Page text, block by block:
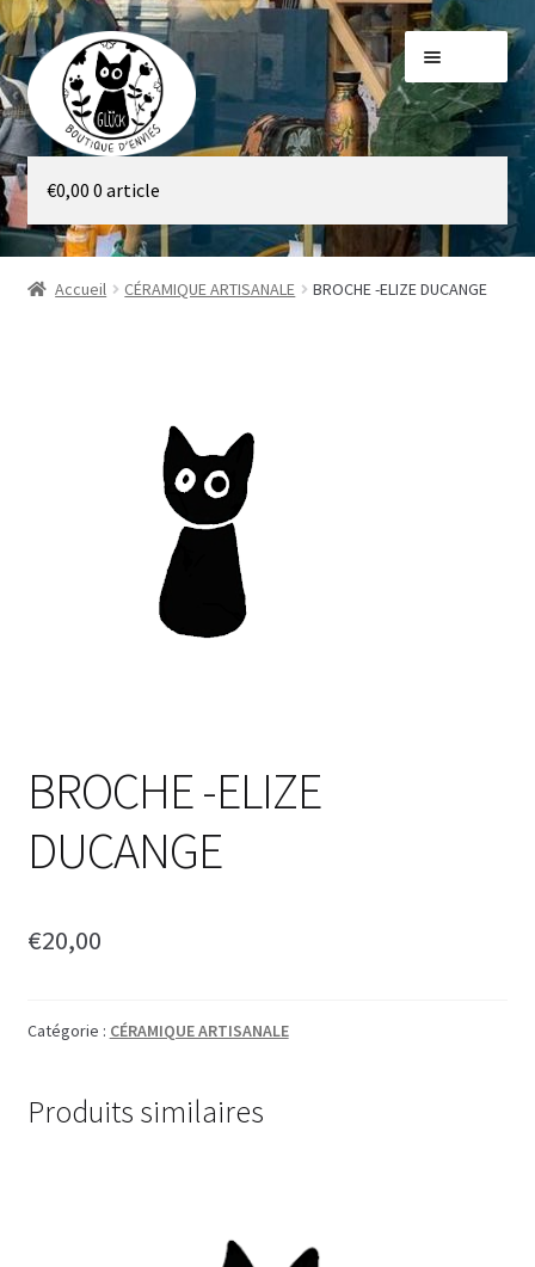
Aller
à
la
navigation
Aller
au
contenu
Galerie
Boutique
€0,00 0 article
Accueil CÉRAMIQUE ARTISANALE BROCHE -ELIZE DUCANGE
BROCHE -ELIZE
DUCANGE
€20,00
Catégorie : CÉRAMIQUE ARTISANALE
Produits similaires